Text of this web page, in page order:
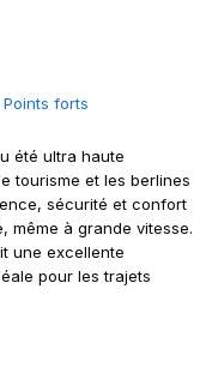
Points forts
été ultra haute
tourisme et les berlines
sécurité et confort
même à grande vitesse.
une excellente
pour les trajets